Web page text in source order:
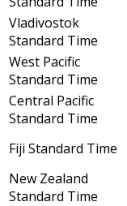
Vladivostok
Standard Time
West Pacific
Standard Time
Central Pacific
Standard Time
Fiji Standard Time
New Zealand
Standard Time